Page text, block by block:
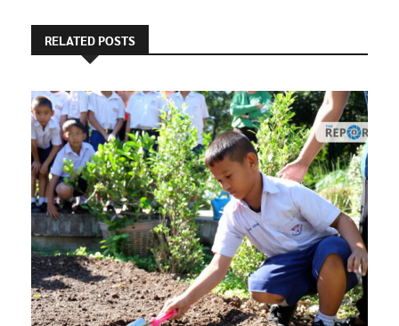
RELATED POSTS